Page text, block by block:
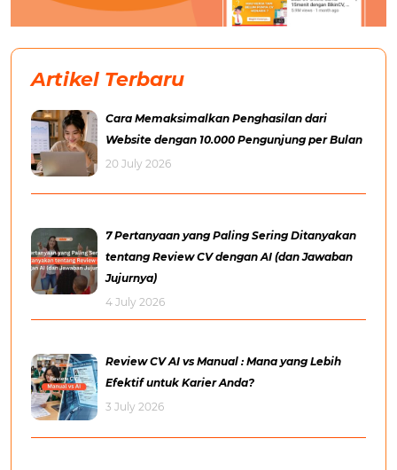
Artikel Terbaru
Cara Memaksimalkan Penghasilan dari
Website dengan 10.000 Pengunjung per Bulan
20 July 2026
7 Pertanyaan yang Paling Sering Ditanyakan
tentang Review CV dengan AI (dan Jawaban
Jujurnya)
4 July 2026
Review CV AI vs Manual : Mana yang Lebih
Efektif untuk Karier Anda?
3 July 2026